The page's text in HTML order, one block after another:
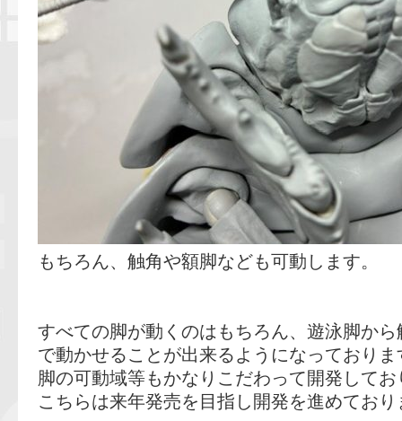
もちろん、触角や額脚なども可動します。
すべての脚が動くのはもちろん、遊泳脚か
で動かせることが出来るようになっておりま
脚の可動域等もかなりこだわって開発してお
こちらは来年発売を目指し開発を進めており